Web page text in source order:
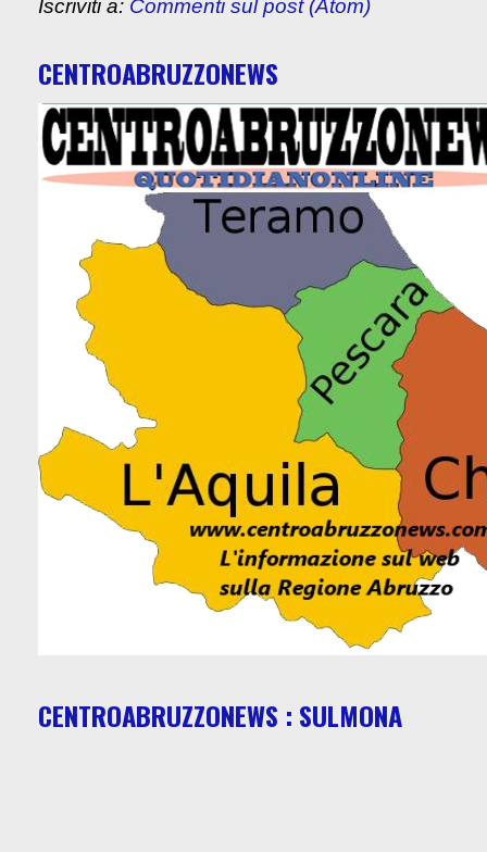
Iscriviti a: Commenti sul post (Atom)
CENTROABRUZZONEWS
CENTROABRUZZONEWS : SULMONA